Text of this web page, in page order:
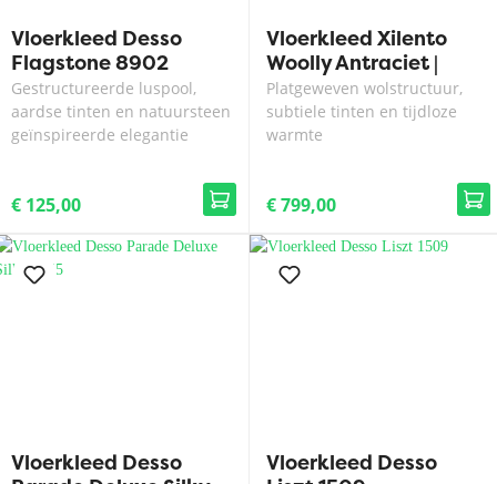
Vloerkleed Desso
Flagstone 8902
Gestructureerde luspool,
aardse tinten en natuursteen
geïnspireerde elegantie
€ 125,00
Vloerkleed Xilento
Woolly Antraciet |
200x300 cm
Platgeweven wolstructuur,
subtiele tinten en tijdloze
warmte
€ 799,00
Vloerkleed Desso
Vloerkleed Desso